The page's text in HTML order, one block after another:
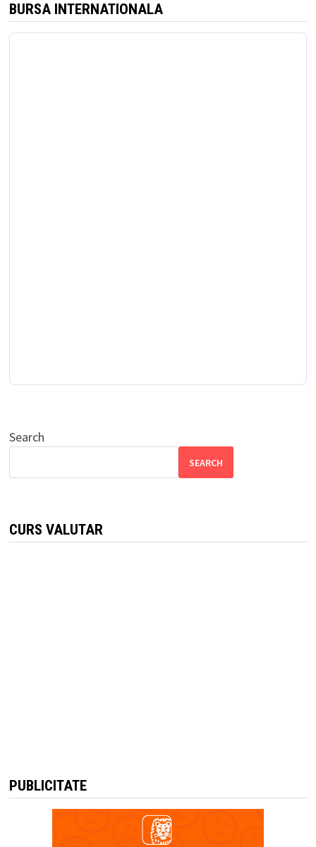
BURSA INTERNATIONALA
Search
SEARCH
CURS VALUTAR
PUBLICITATE